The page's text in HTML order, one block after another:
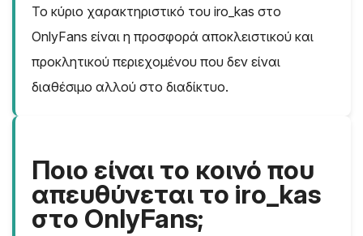
Το κύριο χαρακτηριστικό του iro_kas στο
OnlyFans είναι η προσφορά αποκλειστικού και
προκλητικού περιεχομένου που δεν είναι
διαθέσιμο αλλού στο διαδίκτυο.
Ποιο είναι το κοινό που
απευθύνεται το iro_kas
στο OnlyFans;